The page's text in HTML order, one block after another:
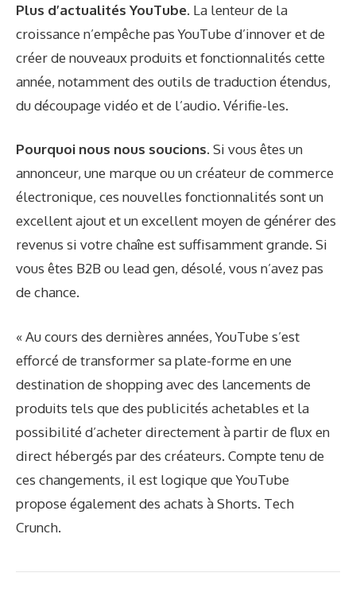
Plus d’actualités YouTube. La lenteur de la
croissance n’empêche pas YouTube d’innover et de
créer de nouveaux produits et fonctionnalités cette
année, notamment des outils de traduction étendus,
du découpage vidéo et de l’audio. Vérifie-les.
Pourquoi nous nous soucions. Si vous êtes un
annonceur, une marque ou un créateur de commerce
électronique, ces nouvelles fonctionnalités sont un
excellent ajout et un excellent moyen de générer des
revenus si votre chaîne est suffisamment grande. Si
vous êtes B2B ou lead gen, désolé, vous n’avez pas
de chance.
« Au cours des dernières années, YouTube s’est
efforcé de transformer sa plate-forme en une
destination de shopping avec des lancements de
produits tels que des publicités achetables et la
possibilité d’acheter directement à partir de flux en
direct hébergés par des créateurs. Compte tenu de
ces changements, il est logique que YouTube
propose également des achats à Shorts. Tech
Crunch.